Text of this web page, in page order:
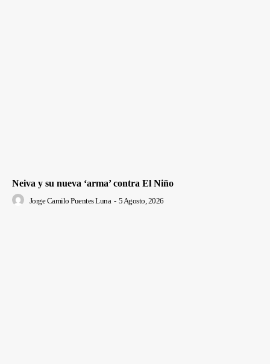
Neiva y su nueva ‘arma’ contra El Niño
Jorge Camilo Puentes Luna - 5 Agosto, 2026